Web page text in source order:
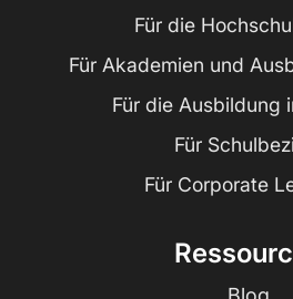
Für die
Für Akademien und
Für die Ausbildung
Für
Für Corporate